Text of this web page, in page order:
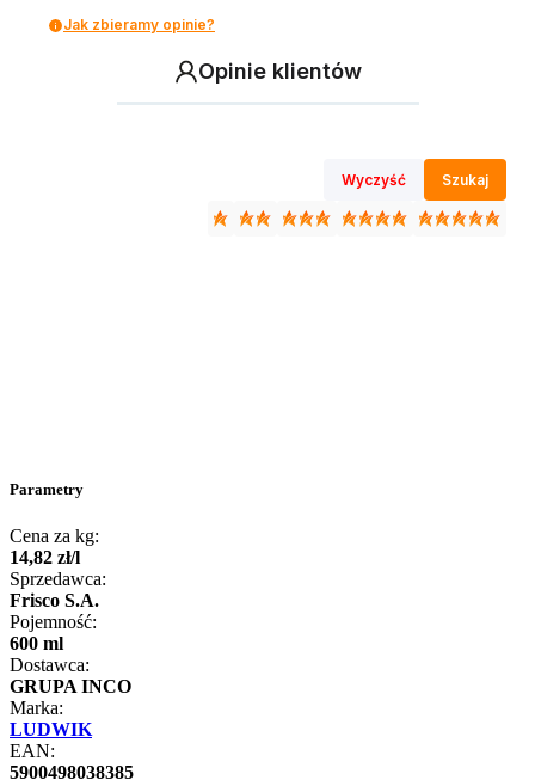
Jak zbieramy opinie?
Opinie klientów
Wyczyść Szukaj
Parametry
Cena za kg:
14,82 zł/l
Sprzedawca:
Frisco S.A.
Pojemność:
600 ml
Dostawca:
GRUPA INCO
Marka:
LUDWIK
EAN:
5900498038385